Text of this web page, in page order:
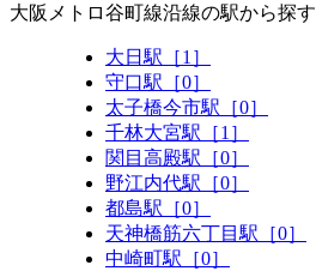
大阪メトロ谷町線沿線の駅から探す
大日駅［1］
守口駅［0］
太子橋今市駅［0］
千林大宮駅［1］
関目高殿駅［0］
野江内代駅［0］
都島駅［0］
天神橋筋六丁目駅［0］
中崎町駅［0］